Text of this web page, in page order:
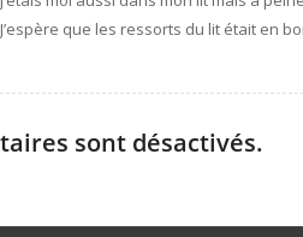
J’espère que les ressorts du lit était en
sont désactivés.